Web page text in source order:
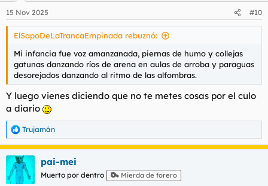
e
s
15 Nov 2025 #10
ElSapoDeLaTrancaEmpinada rebuznó:
Mi infancia fue voz amanzanada, piernas de humo y collejas
gatunas danzando ríos de arena en aulas de arroba y paraguas
desorejados danzando al ritmo de las alfombras.
Y luego vienes diciendo que no te metes cosas por el culo
a diario
R
e
a
c
c
i
Trujamán
pai-mei
Muerto por dentro Mierda de forero